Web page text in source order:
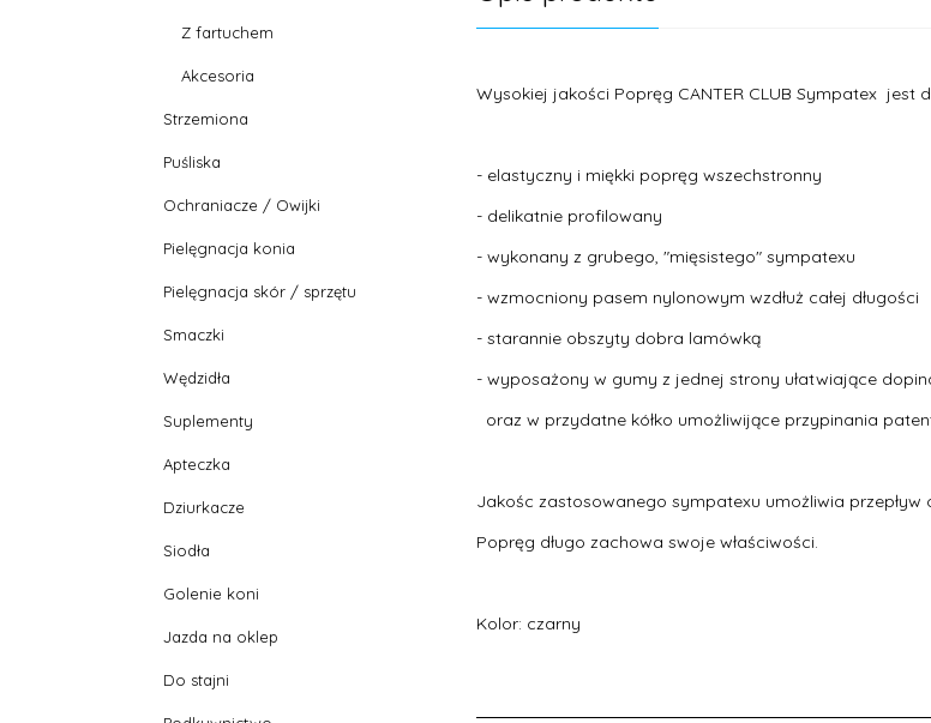
Z fartuchem
Akcesoria
Strzemiona
Puśliska
Ochraniacze / Owijki
Pielęgnacja konia
Pielęgnacja skór / sprzętu
Smaczki
Wędzidła
Suplementy
Apteczka
Dziurkacze
Siodła
Golenie koni
Jazda na oklep
Do stajni
Wysokiej jakości Popręg CANTER CLUB Sympatex jest
- elastyczny i miękki popręg wszechstronny
- delikatnie profilowany
- wykonany z grubego, "mięsistego" sympatexu
- wzmocniony pasem nylonowym wzdłuż całej długości
- starannie obszyty dobra lamówką
- wyposażony w gumy z jednej strony ułatwiające
oraz w przydatne kółko umożliwijące przypinania
Jakośc zastosowanego sympatexu umożliwia przepływ
Popręg długo zachowa swoje właściwości.
Kolor: czarny